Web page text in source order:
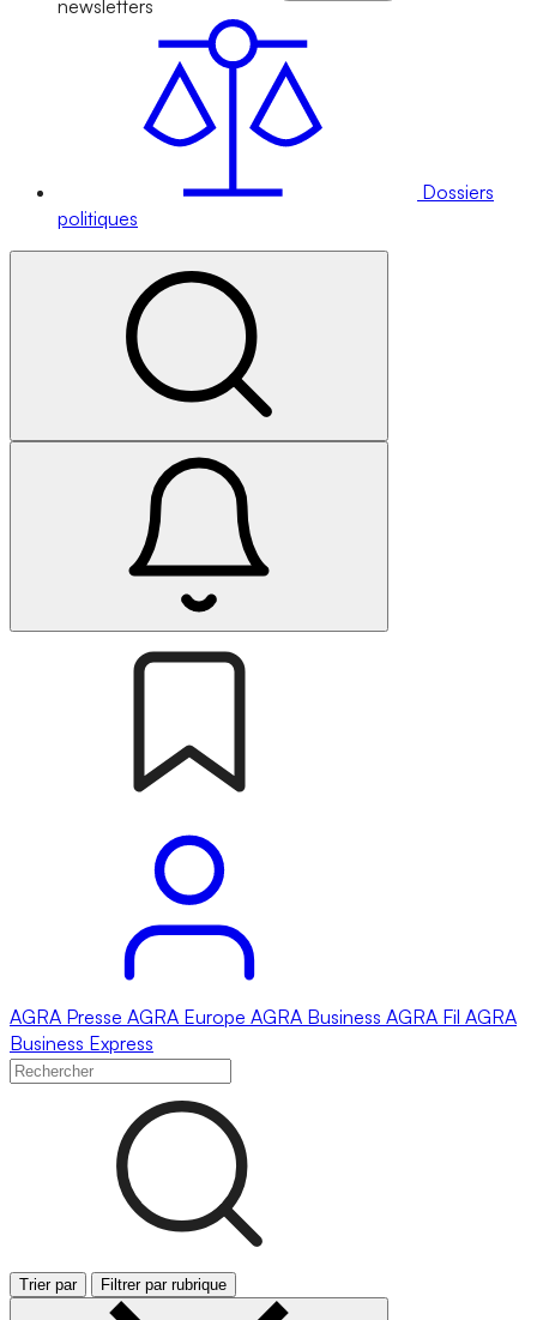
newsletters
Dossiers
politiques
AGRA Presse AGRA Europe AGRA Business AGRA Fil AGRA
Business Express
Trier par Filtrer par rubrique